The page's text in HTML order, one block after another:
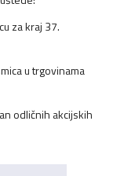
za kraj 37.
u trgovinama
odličnih akcijskih